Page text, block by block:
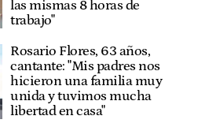
las mismas 8 horas de
trabajo"
Rosario Flores, 63 años,
cantante: "Mis padres nos
hicieron una familia muy
unida y tuvimos mucha
libertad en casa"